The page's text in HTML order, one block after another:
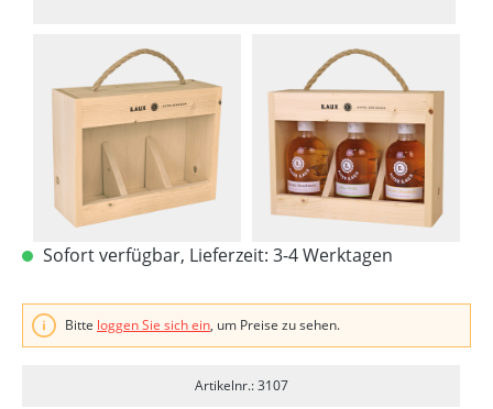
Sofort verfügbar, Lieferzeit: 3-4 Werktagen
Bitte loggen Sie sich ein, um Preise zu sehen.
Artikelnr.: 3107